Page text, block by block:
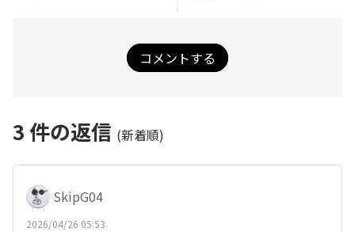
コメントする
3 件の返信 (新着順)
SkipG04
2026/04/26 05:53